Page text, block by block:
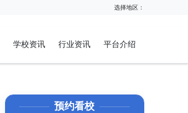
选择地区：
学校资讯 行业资讯 平台介绍
预约看校